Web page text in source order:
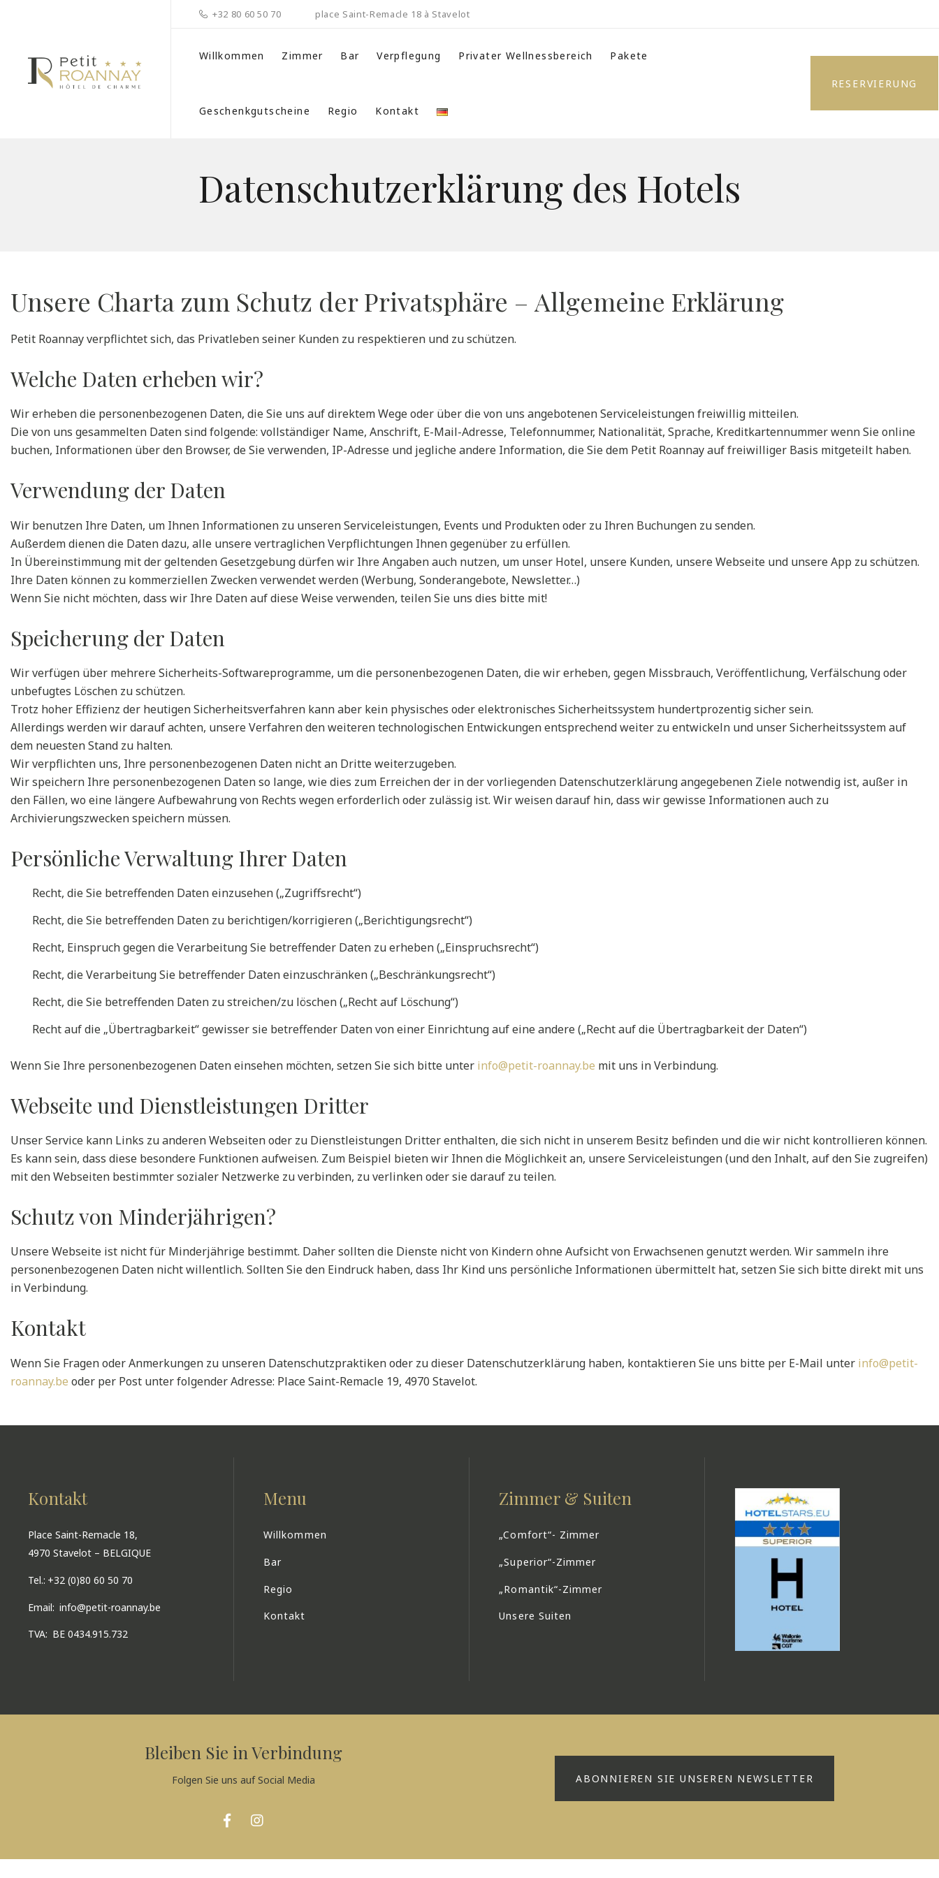
+32 80 60 50 70 place Saint-Remacle 18 à Stavelot
Willkommen Zimmer Bar Verpflegung Privater Wellnessbereich Pakete
Geschenkgutscheine Regio Kontakt
RESERVIERUNG
Datenschutzerklärung des Hotels
Unsere Charta zum Schutz der Privatsphäre – Allgemeine Erklärung
Petit Roannay verpflichtet sich, das Privatleben seiner Kunden zu respektieren und zu schützen.
Welche Daten erheben wir?
Wir erheben die personenbezogenen Daten, die Sie uns auf direktem Wege oder über die von uns angebotenen Serviceleistungen freiwillig mitteilen.
Die von uns gesammelten Daten sind folgende: vollständiger Name, Anschrift, E-Mail-Adresse, Telefonnummer, Nationalität, Sprache, Kreditkartennummer wenn Sie online
buchen, Informationen über den Browser, de Sie verwenden, IP-Adresse und jegliche andere Information, die Sie dem Petit Roannay auf freiwilliger Basis mitgeteilt haben.
Verwendung der Daten
Wir benutzen Ihre Daten, um Ihnen Informationen zu unseren Serviceleistungen, Events und Produkten oder zu Ihren Buchungen zu senden.
Außerdem dienen die Daten dazu, alle unsere vertraglichen Verpflichtungen Ihnen gegenüber zu erfüllen.
In Übereinstimmung mit der geltenden Gesetzgebung dürfen wir Ihre Angaben auch nutzen, um unser Hotel, unsere Kunden, unsere Webseite und unsere App zu schützen.
Ihre Daten können zu kommerziellen Zwecken verwendet werden (Werbung, Sonderangebote, Newsletter…)
Wenn Sie nicht möchten, dass wir Ihre Daten auf diese Weise verwenden, teilen Sie uns dies bitte mit!
Speicherung der Daten
Wir verfügen über mehrere Sicherheits-Softwareprogramme, um die personenbezogenen Daten, die wir erheben, gegen Missbrauch, Veröffentlichung, Verfälschung oder
unbefugtes Löschen zu schützen.
Trotz hoher Effizienz der heutigen Sicherheitsverfahren kann aber kein physisches oder elektronisches Sicherheitssystem hundertprozentig sicher sein.
Allerdings werden wir darauf achten, unsere Verfahren den weiteren technologischen Entwickungen entsprechend weiter zu entwickeln und unser Sicherheitssystem auf
dem neuesten Stand zu halten.
Wir verpflichten uns, Ihre personenbezogenen Daten nicht an Dritte weiterzugeben.
Wir speichern Ihre personenbezogenen Daten so lange, wie dies zum Erreichen der in der vorliegenden Datenschutzerklärung angegebenen Ziele notwendig ist, außer in
den Fällen, wo eine längere Aufbewahrung von Rechts wegen erforderlich oder zulässig ist. Wir weisen darauf hin, dass wir gewisse Informationen auch zu
Archivierungszwecken speichern müssen.
Persönliche Verwaltung Ihrer Daten
Recht, die Sie betreffenden Daten einzusehen („Zugriffsrecht“)
Recht, die Sie betreffenden Daten zu berichtigen/korrigieren („Berichtigungsrecht“)
Recht, Einspruch gegen die Verarbeitung Sie betreffender Daten zu erheben („Einspruchsrecht“)
Recht, die Verarbeitung Sie betreffender Daten einzuschränken („Beschränkungsrecht“)
Recht, die Sie betreffenden Daten zu streichen/zu löschen („Recht auf Löschung“)
Recht auf die „Übertragbarkeit“ gewisser sie betreffender Daten von einer Einrichtung auf eine andere („Recht auf die Übertragbarkeit der Daten“)
Wenn Sie Ihre personenbezogenen Daten einsehen möchten, setzen Sie sich bitte unter info@petit-roannay.be mit uns in Verbindung.
Webseite und Dienstleistungen Dritter
Unser Service kann Links zu anderen Webseiten oder zu Dienstleistungen Dritter enthalten, die sich nicht in unserem Besitz befinden und die wir nicht kontrollieren können.
Es kann sein, dass diese besondere Funktionen aufweisen. Zum Beispiel bieten wir Ihnen die Möglichkeit an, unsere Serviceleistungen (und den Inhalt, auf den Sie zugreifen)
mit den Webseiten bestimmter sozialer Netzwerke zu verbinden, zu verlinken oder sie darauf zu teilen.
Schutz von Minderjährigen?
Unsere Webseite ist nicht für Minderjährige bestimmt. Daher sollten die Dienste nicht von Kindern ohne Aufsicht von Erwachsenen genutzt werden. Wir sammeln ihre
personenbezogenen Daten nicht willentlich. Sollten Sie den Eindruck haben, dass Ihr Kind uns persönliche Informationen übermittelt hat, setzen Sie sich bitte direkt mit uns
in Verbindung.
Kontakt
Wenn Sie Fragen oder Anmerkungen zu unseren Datenschutzpraktiken oder zu dieser Datenschutzerklärung haben, kontaktieren Sie uns bitte per E-Mail unter info@petit-
roannay.be oder per Post unter folgender Adresse: Place Saint-Remacle 19, 4970 Stavelot.
Kontakt
Place Saint-Remacle 18,
4970 Stavelot – BELGIQUE
Tel.: +32 (0)80 60 50 70
Email: info@petit-roannay.be
TVA: BE 0434.915.732
Menu
Willkommen
Bar
Regio
Kontakt
Zimmer & Suiten
„Comfort“- Zimmer
„Superior“-Zimmer
„Romantik“-Zimmer
Unsere Suiten
Bleiben Sie in Verbindung
Folgen Sie uns auf Social Media ABONNIEREN SIE UNSEREN NEWSLETTER